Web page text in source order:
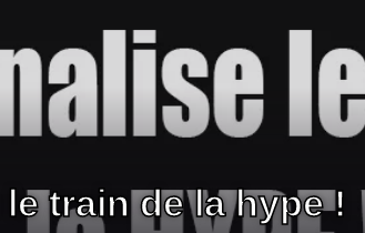
train de la hype !